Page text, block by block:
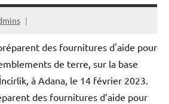
des fournitures d’aide pour